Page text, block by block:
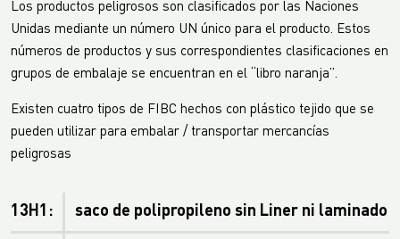
Los productos peligrosos son clasificados por las Naciones
Unidas mediante un número UN único para el producto. Estos
números de productos y sus correspondientes clasificaciones en
grupos de embalaje se encuentran en el “libro naranja”.
Existen cuatro tipos de FIBC hechos con plástico tejido que se
pueden utilizar para embalar / transportar mercancías
peligrosas
13H1: saco de polipropileno sin Liner ni laminado